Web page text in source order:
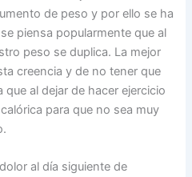
de peso y por ello se ha
piensa popularmente que al
peso se duplica. La mejor
creencia y de no tener que
al dejar de hacer ejercicio
para que no sea muy
al día siguiente de